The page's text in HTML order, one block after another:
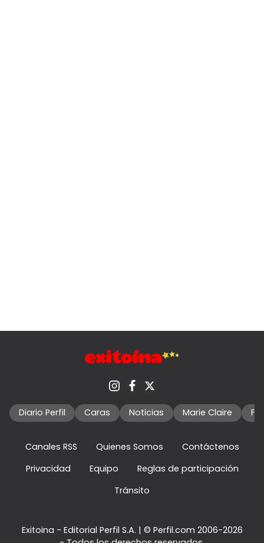
Diario Perfil Caras Noticias Marie Claire
Canales RSS Quienes Somos
Contáctenos
Privacidad
Equipo
Reglas de participación
Tránsito
Exitoina - Editorial Perfil S.A. | © Perfil.com 2006-2026